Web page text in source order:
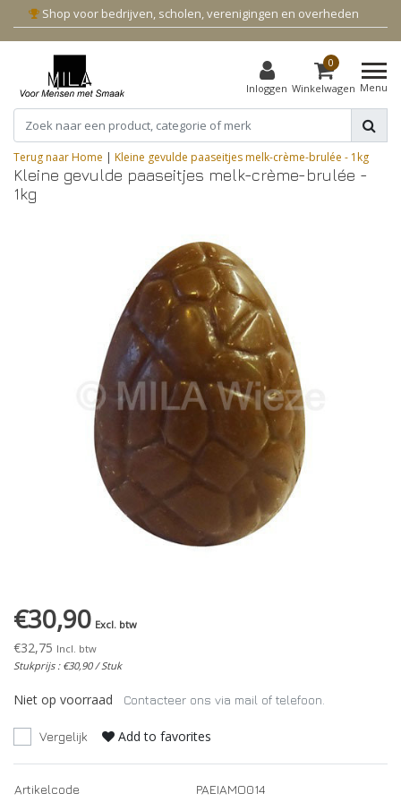
Shop voor bedrijven, scholen, verenigingen en overheden
Inloggen
0
Winkelwagen Menu
Terug naar Home | Kleine gevulde paaseitjes melk-crème-brulée - 1kg
Kleine gevulde paaseitjes melk-crème-brulée -
1kg
€30,90 Excl. btw
€32,75 Incl. btw
Stukprijs : €30,90 / Stuk
Niet op voorraad Contacteer ons via mail of telefoon.
Vergelijk Add to favorites
Artikelcode PAEIAMO014